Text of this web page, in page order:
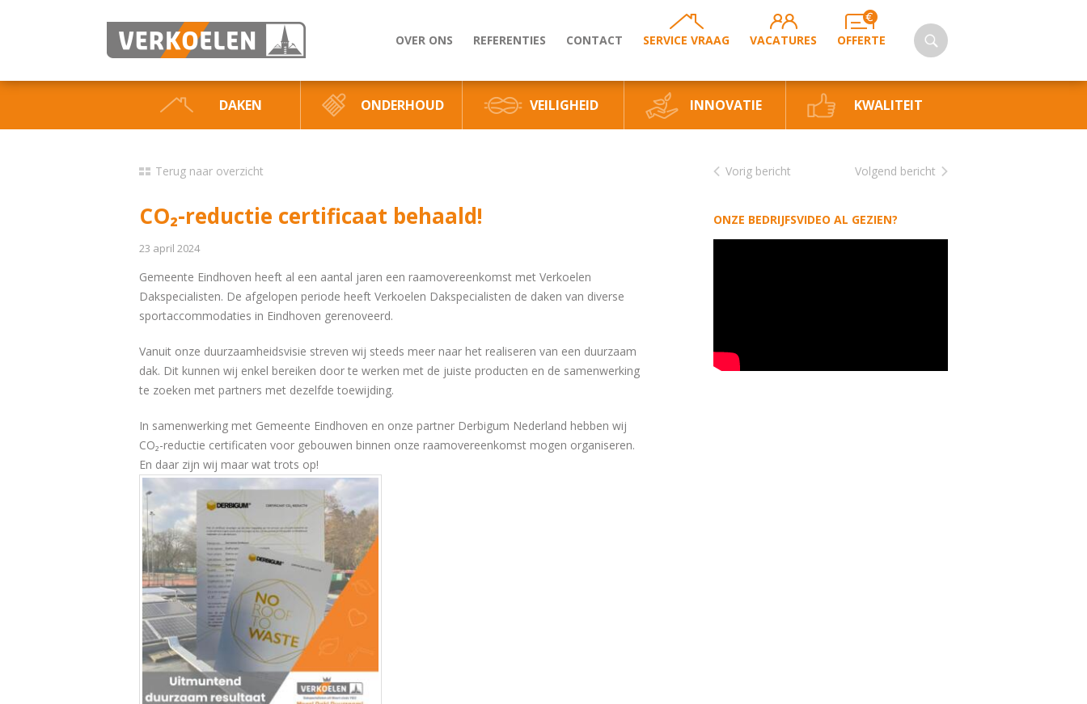
OVER ONS REFERENTIES CONTACT SERVICE VRAAG VACATURES OFFERTE
DAKEN ONDERHOUD VEILIGHEID INNOVATIE KWALITEIT
Terug naar overzicht Vorig bericht Volgend bericht
CO₂-reductie certificaat behaald!
23 april 2024
Gemeente Eindhoven heeft al een aantal jaren een raamovereenkomst met Verkoelen
Dakspecialisten. De afgelopen periode heeft Verkoelen Dakspecialisten de daken van diverse
sportaccommodaties in Eindhoven gerenoveerd.
Vanuit onze duurzaamheidsvisie streven wij steeds meer naar het realiseren van een duurzaam
dak. Dit kunnen wij enkel bereiken door te werken met de juiste producten en de samenwerking
te zoeken met partners met dezelfde toewijding.
In samenwerking met Gemeente Eindhoven en onze partner Derbigum Nederland hebben wij
CO₂-reductie certificaten voor gebouwen binnen onze raamovereenkomst mogen organiseren.
En daar zijn wij maar wat trots op!
ONZE BEDRIJFSVIDEO AL GEZIEN?